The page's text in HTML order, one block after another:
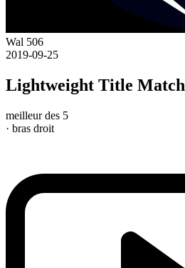
Wal 506
2019-09-25
Lightweight Title Match
meilleur des 5
· bras droit